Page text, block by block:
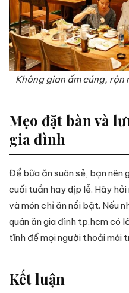
Không gian ấm cúng, rộn
Mẹo đặt bàn và
gia đình
Để bữa ăn suôn sẻ, bạn
cuối tuần hay dịp lễ. Hãy
và món chỉ ăn nổi bật. Nếu
quán ăn gia đình tp.hcm có
tĩnh để mọi người thoải mái
Kết luận